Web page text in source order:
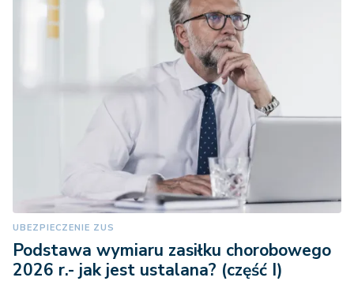
UBEZPIECZENIE ZUS
Podstawa wymiaru zasiłku chorobowego
2026 r.- jak jest ustalana? (część I)